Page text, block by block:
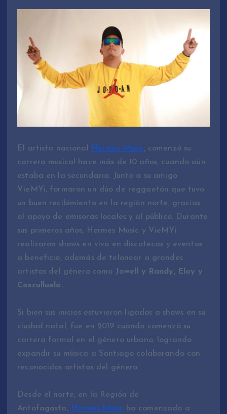
El artista nacional Hermes Music, comenzó su
carrera musical hace más de 10 años, cuando aún
estaba en la secundaria. Junto a su amigo
VieMYi, formaron un dúo de reggaetón que tuvo
un buen recibimiento en la región norte, gracias
al apoyo de emisoras locales y al público. Durante
sus primeros años, Hermes Music y VieMYi
realizaron shows en vivo en discotecas y eventos
a beneficio, además de telonear a grandes
artistas del género como Jowell y Randy, Eloy y
Cosculluela.
Si bien sus inicios estuvieron ligados a shows en su
ciudad natal, fue en 2019 cuando comenzó su
carrera formal en el género urbano, logrando
expandir su música a Santiago colaborando con
reconocidos artistas del género.
Desde el norte, en la Región de
Antofagasta, Hermes Music
ha comenzado a